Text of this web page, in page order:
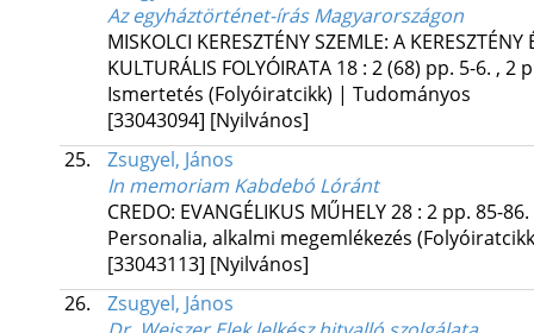
Az egyháztörténet-írás Magyarországon
MISKOLCI KERESZTÉNY SZEMLE: A
KULTURÁLIS FOLYÓIRATA 18: 2 (68) pp. 5-6. , 2
Ismertetés (Folyóiratcikk) | Tudományos
[33043094] [Nyilvános]
25.
Zsugyel, János
In memoriam Kabdebó Lóránt
CREDO: EVANGÉLIKUS MŰHELY28: 2 pp. 85-
Personalia, alkalmi megemlékezés
[33043113] [Nyilvános]
26.
Zsugyel, János